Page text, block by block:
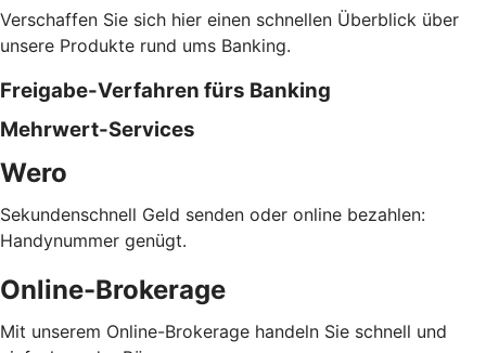
Verschaffen Sie sich hier einen schnellen Überblick über
unsere Produkte rund ums Banking.
Freigabe-Verfahren fürs Banking
Mehrwert-Services
Wero
Sekundenschnell Geld senden oder online bezahlen:
Handynummer genügt.
Online-Brokerage
Mit unserem Online-Brokerage handeln Sie schnell und